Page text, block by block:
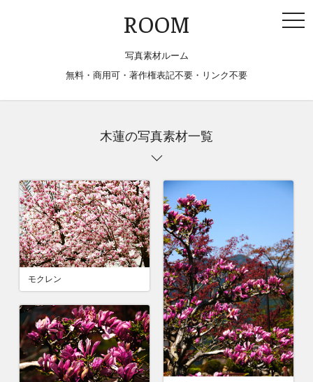
ROOM
写真素材ルーム
無料・商用可・著作権表記不要・リンク不要
木蓮の写真素材一覧
モクレン